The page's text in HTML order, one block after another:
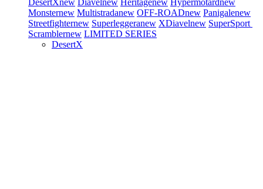
DesertXnew Diavelnew Heritagenew Hypermotardnew
Monsternew Multistradanew OFF-ROADnew Panigalenew
Streetfighternew Superleggeranew XDiavelnew SuperSport
Scramblernew LIMITED SERIES
DesertX